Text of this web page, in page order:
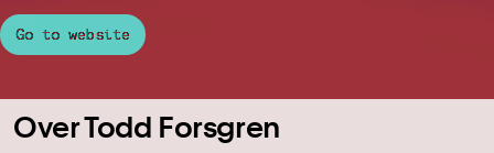
Go to website
Over Todd Forsgren